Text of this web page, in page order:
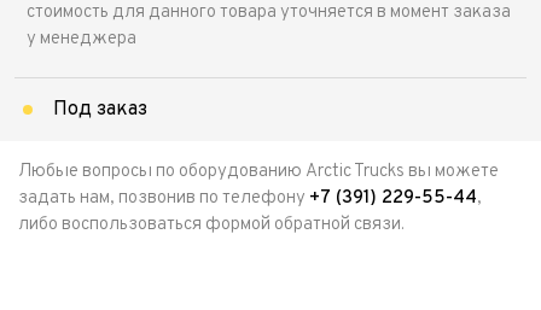
стоимость для данного товара уточняется в момент заказа
у менеджера
Под заказ
Любые вопросы по оборудованию Arctic Trucks вы можете
задать нам, позвонив по телефону +7 (391) 229-55-44,
либо воспользоваться формой обратной связи.